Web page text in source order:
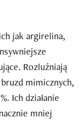
jak argirelina,
Rozluźniają
mimicznych,
Ich działanie
mniej